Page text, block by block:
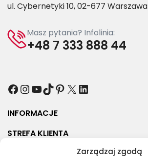
Zarządzaj zgodą
ul. Cybernetyki 10, 02-677 Warszawa
Masz pytania? Infolinia:
+48 7 333 888 44
Facebook
Instagram
YouTube
TikTok
Pinterest
X LinkedIn
INFORMACJE
STREFA KLIENTA
NASZE LOKALIZACJE